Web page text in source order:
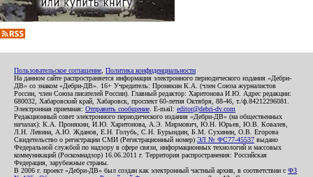
Пользовательское соглашение Политика конфиденциальности
На данном сайте распространяется информация электронного периодического издания «Дебри-
ДВ» со знаком «Дебри-ДВ». 16+ Учредитель: Пронякин К.А. (член Союза журналистов
России, член Союза писателей России). Главный редактор: Харитонова И.Ю. Адрес редакции:
680032, Хабаровский край, Хабаровск, проспект 60-летия Октября, 88-46, т./ф.84212296081.
Электронная приемная: Отправить сообщение . E-mail: editor@debri-dv.com
Редакционный совет электронного периодического издания «Дебри-ДВ» (на общественных
началах): К.А. Пронякин, И.Ю. Харитонова, А.Э. Мирмович, Ю.Н. Юрьев, Ю.В. Ковалев,
Л.Н. Левина, А.Ю. Жданов, Е.Н. Голубь, С.Н. Бурындин, Б.М. Сухинин, О.В. Егорова
Свидетельство о регистрации СМИ (Регистрационный номер) ЭЛ № ФС77-45537 выдано
Федеральной службой по надзору в сфере связи, информационных технологий и массовых
коммуникаций (Роскомнадзор) 16.06.2011 г. Территория распространения: Российская
Федерация, зарубежные страны.
В 2006 г. проект «Дебри-ДВ» был создан как электронный частный архив, в соответствии с ФЗ